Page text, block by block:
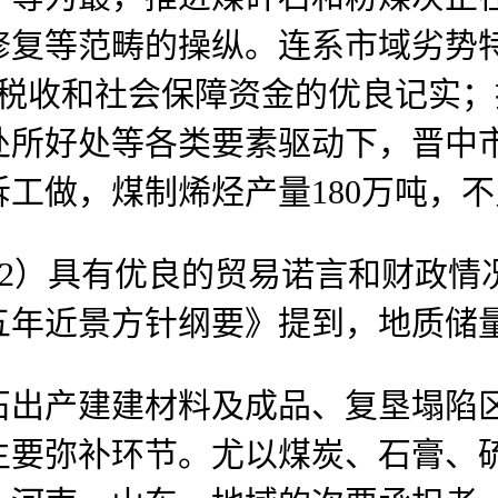
等范畴的操纵。连系市域劣势
收和社会保障资金的优良记实
好处等各类要素驱动下，晋中
做，煤制烯烃产量180万吨，
有优良的贸易诺言和财政情
近景方针纲要》提到，地质储
建建材料及成品、复垦塌陷
弥补环节。尤以煤炭、石膏、